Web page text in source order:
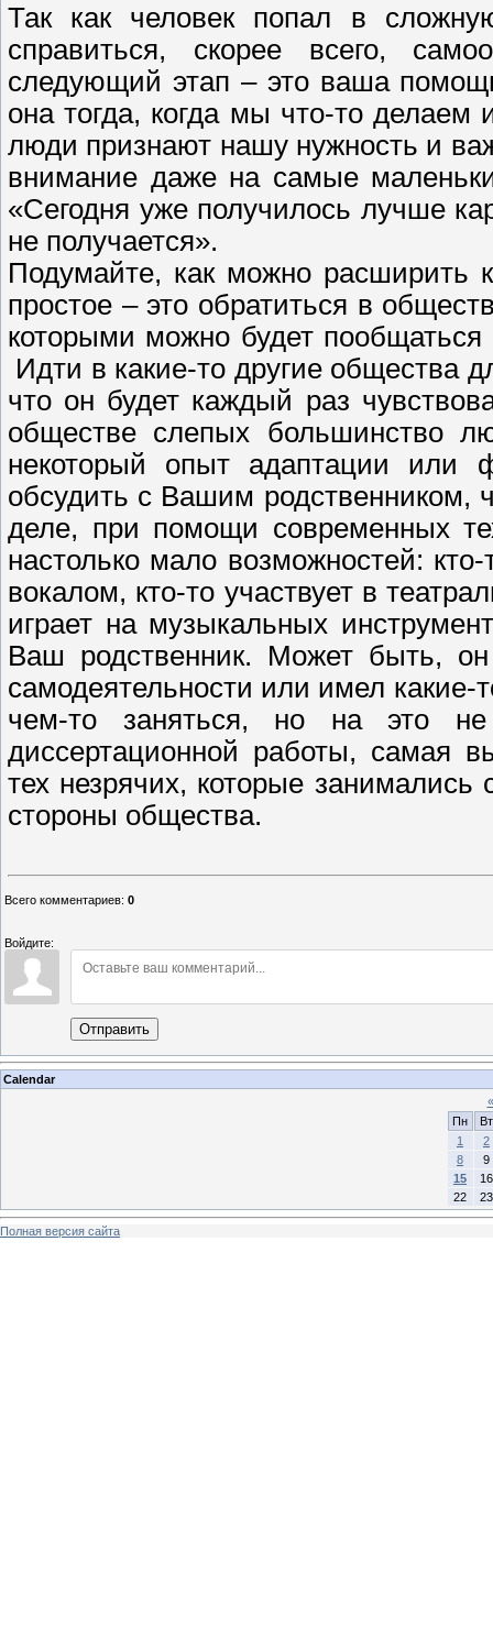
Так как человек попал в
справиться, скорее всего,
следующий этап – это ваша
она тогда, когда мы что-то делаем
люди признают нашу нужность и
внимание даже на самые
«Сегодня уже получилось лучше
не получается».
Подумайте, как можно расширить
простое – это обратиться в
которыми можно будет
Идти в какие-то другие общества
что он будет каждый раз
обществе слепых большинство
некоторый опыт адаптации или
обсудить с Вашим родственником,
деле, при помощи современных
настолько мало возможностей:
вокалом, кто-то участвует в
играет на музыкальных
Ваш родственник. Может быть,
самодеятельности или имел
чем-то заняться, но на это
диссертационной работы, самая
тех незрячих, которые
стороны общества.
Всего комментариев: 0
Войдите:
Отправить
Calendar
«
Пн
Вт
1
2
8
9
15
16
22
23
Полная версия сайта